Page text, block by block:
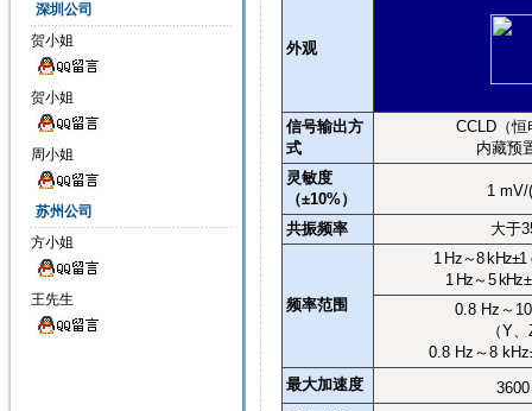
深圳公司
贺小姐
贺小姐
周小姐
苏州公司
方小姐
王先生
外观
信号输出方
式
CCLD（恒
内藏预
灵敏度
（±10%） 1
共振频率 大于
频率范围
1 Hz～8 kHz±1
1 Hz～5
0.8 Hz ～
（Y、
0.8 Hz ～8
最大加速度
3600